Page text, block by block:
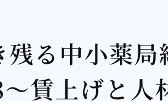
残る中小薬局
賃上げと人